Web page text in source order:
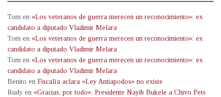
Tom en «Los veteranos de guerra merecen un reconocimiento»: ex
candidato a diputado Vladimir Melara
Tom en «Los veteranos de guerra merecen un reconocimiento»: ex
candidato a diputado Vladimir Melara
Tom en «Los veteranos de guerra merecen un reconocimiento»: ex
candidato a diputado Vladimir Melara
Benito en Fiscalía aclara «Ley Antiapodos» no existe
Rudy en «Gracias, por todo»: Presidente Nayib Bukele a Chivo Pets